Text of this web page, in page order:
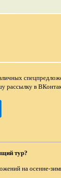
рассылку в
тур?
на осенне-